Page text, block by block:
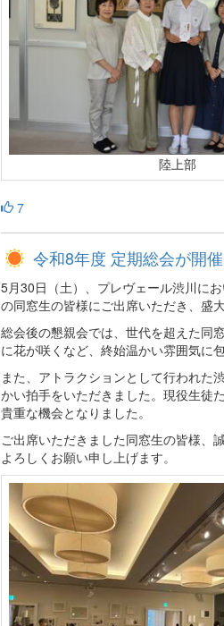
陸上部
7
令和8年度 定期総会が開
5月30日（土）、プレヴェール渋川に
の同窓生の皆様にご出席いただき、盛
総会後の懇親会では、世代を超えた同
に花が咲くなど、終始温かい雰囲気に
また、アトラクションとして行われた
かい拍手をいただきました。現役生徒
貴重な機会となりました。
ご出席いただきました同窓生の皆様、
よろしくお願い申し上げます。